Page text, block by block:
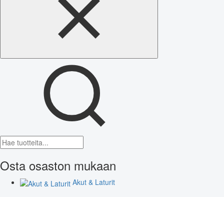
Osta osaston mukaan
Akut & Laturit